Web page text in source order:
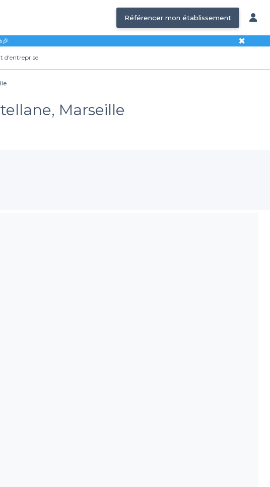
Référencer mon établissement
✖
d'entreprise
Marseille